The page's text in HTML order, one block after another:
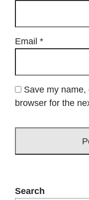
Email *
Save my
browser for the
Search